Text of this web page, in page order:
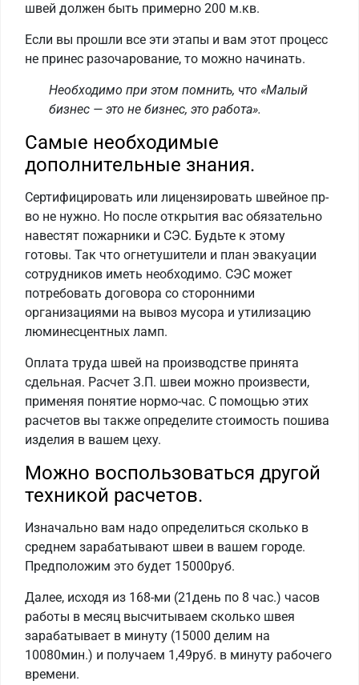
швей должен быть примерно 200 м.кв.
Если вы прошли все эти этапы и вам этот процесс
не принес разочарование, то можно начинать.
Необходимо при этом помнить, что «Малый
бизнес — это не бизнес, это работа».
Самые необходимые
дополнительные знания.
Сертифицировать или лицензировать швейное пр-
во не нужно. Но после открытия вас обязательно
навестят пожарники и СЭС. Будьте к этому
готовы. Так что огнетушители и план эвакуации
сотрудников иметь необходимо. СЭС может
потребовать договора со сторонними
организациями на вывоз мусора и утилизацию
люминесцентных ламп.
Оплата труда швей на производстве принята
сдельная. Расчет З.П. швеи можно произвести,
применяя понятие нормо-час. С помощью этих
расчетов вы также определите стоимость пошива
изделия в вашем цеху.
Можно воспользоваться другой
техникой расчетов.
Изначально вам надо определиться сколько в
среднем зарабатывают швеи в вашем городе.
Предположим это будет 15000руб.
Далее, исходя из 168-ми (21день по 8 час.) часов
работы в месяц высчитываем сколько швея
зарабатывает в минуту (15000 делим на
10080мин.) и получаем 1,49руб. в минуту рабочего
времени.